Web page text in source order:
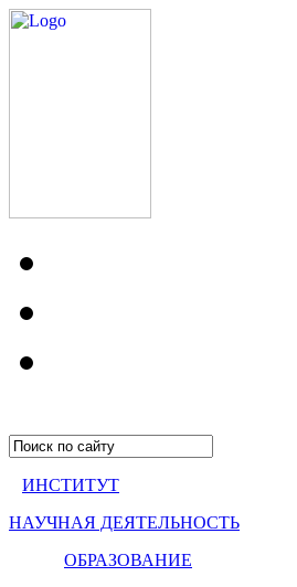
ИНСТИТУТ
НАУЧНАЯ ДЕЯТЕЛЬНОСТЬ
ОБРАЗОВАНИЕ